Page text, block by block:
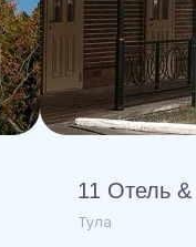
11 Отель
Тула